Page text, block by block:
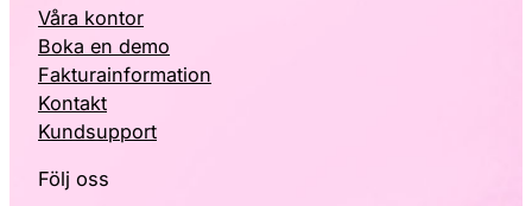
Våra kontor
Boka en demo
Fakturainformation
Kontakt
Kundsupport
Följ oss